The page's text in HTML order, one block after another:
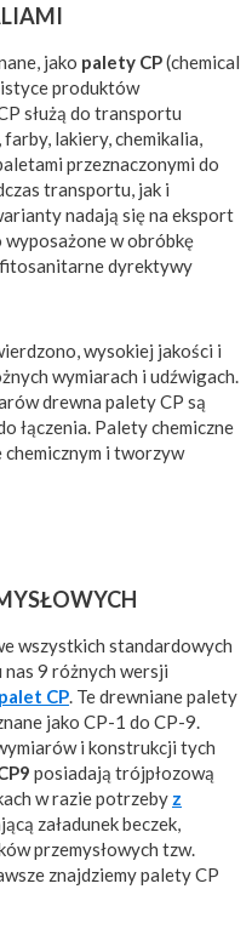
jako palety CP(chemical
produktów
służą do transportu
lakiery, chemikalia,
przeznaczonymi do
transportu, jak i
nadają się na eksport
wyposażone w obróbkę
fitosanitarne dyrektywy
wysokiej jakości i
wymiarach i udźwigach.
drewna palety CP są
łączenia. Palety chemiczne
chemicznym i tworzyw
wszystkich standardowych
nas 9 różnych wersji
CP . Te drewniane palety
jako CP-1 do CP-9.
i konstrukcji tych
posiadają trójpłozową
w razie potrzeby z
załadunek beczek,
przemysłowych tzw.
znajdziemy palety CP